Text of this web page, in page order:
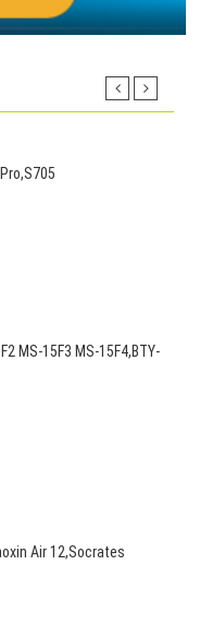
MS-15F3 MS-15F4,BTY-
Air 12,Socrates